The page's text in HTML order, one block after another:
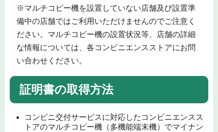
※マルチコピー機を設置していない店舗及び設置準
備中の店舗ではご利用いただけませんのでご注意く
ださい。マルチコピー機の設置状況等、店舗の詳細
な情報については、各コンビニエンスストアにお問
い合わせください。
証明書の取得方法
コンビニ交付サービスに対応したコンビニエンスス
トアのマルチコピー機（多機能端末機）でマイナン